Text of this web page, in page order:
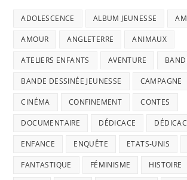
ADOLESCENCE ALBUM JEUNESSE
AMOUR ANGLETERRE ANIMAUX
ATELIERS ENFANTS AVENTURE
BANDE DESSINÉE JEUNESSE CAMPAGNE
CINÉMA CONFINEMENT CONTES
DOCUMENTAIRE DÉDICACE
ENFANCE ENQUÊTE ETATS-UNIS
FANTASTIQUE FÉMINISME HISTOIRE